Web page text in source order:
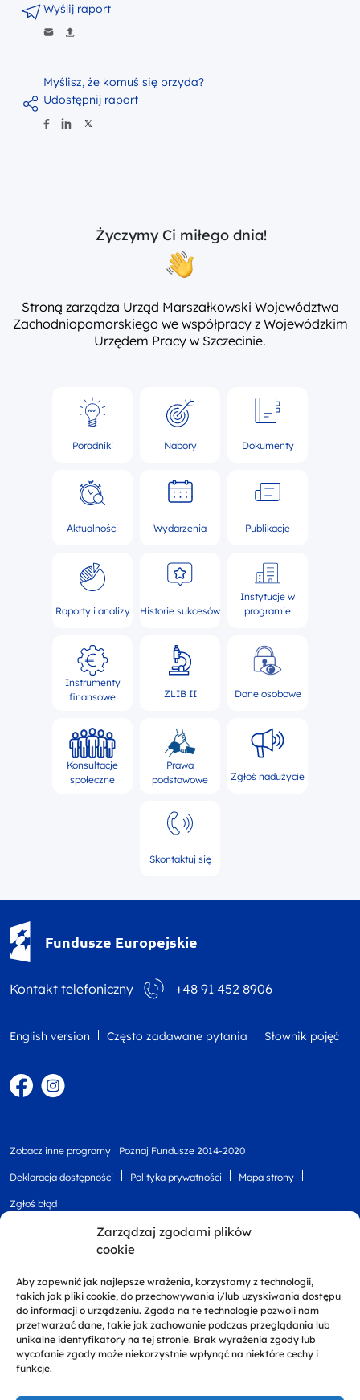
Zarządzaj zgodami plików
cookie
Aby zapewnić jak najlepsze wrażenia, korzystamy z technologii,
takich jak pliki cookie, do przechowywania i/lub uzyskiwania dostępu
do informacji o urządzeniu. Zgoda na te technologie pozwoli nam
przetwarzać dane, takie jak zachowanie podczas przeglądania lub
unikalne identyfikatory na tej stronie. Brak wyrażenia zgody lub
wycofanie zgody może niekorzystnie wpłynąć na niektóre cechy i
funkcje.
Myślisz, że komuś się przyda?
Udostępnij raport
Wyślij raport
Życzymy Ci miłego dnia!
Stroną zarządza Urząd Marszałkowski Województwa
Zachodniopomorskiego we współpracy z Wojewódzkim
Urzędem Pracy w Szczecinie.
Poradniki Nabory Dokumenty
Aktualności Wydarzenia Publikacje
Raporty i analizy Historie sukcesów
Instytucje w
programie
Instrumenty
finansowe
ZLIB II Dane osobowe
Konsultacje
społeczne
Prawa
podstawowe
Zgłoś nadużycie
Skontaktuj się
Fundusze Europejskie
Kontakt telefoniczny +48 91 452 8906
English version Często zadawane pytania Słownik pojęć
FacebookInstagram
Zobacz inne programy Poznaj Fundusze 2014-2020
Deklaracja dostępności Polityka prywatności Mapa strony
Zgłoś błąd
Projekt finansowany przez Unię Europejską z
Europejskiego Funduszu Rozwoju Regionalnego w